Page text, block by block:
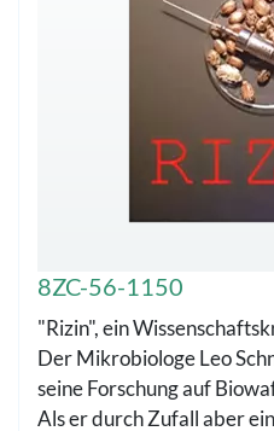
8ZC-56-1150
"Rizin", ein
Der Mikrobiologe Leo
seine Forschung auf
Als er durch Zufall aber